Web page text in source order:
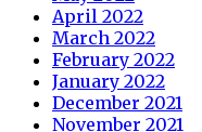
April 2022
March 2022
February 2022
January 2022
December 2021
November 2021